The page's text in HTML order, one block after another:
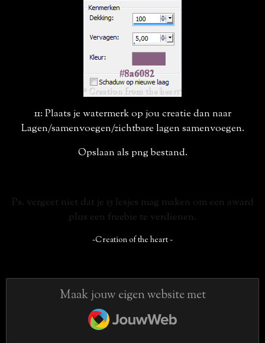
11: Plaats je watermerk op jou creatie dan naar
Lagen/samenvoegen/zichtbare lagen samenvoegen.
Opslaan als png bestand.
Ps. vergeet niet dat je 15 lesjes mag maken om een award
plus een freebie te verdienen.
~Creation of the heart ~
Maak jouw eigen website met
JouwWeb